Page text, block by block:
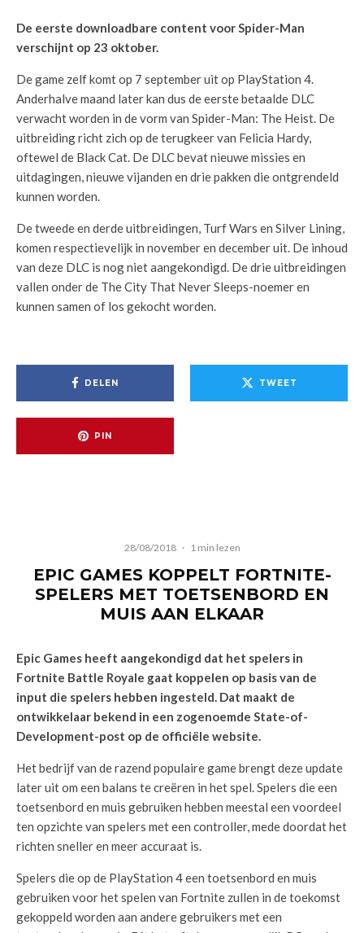
De eerste downloadbare content voor Spider-Man
verschijnt op 23 oktober.
De game zelf komt op 7 september uit op PlayStation 4.
Anderhalve maand later kan dus de eerste betaalde DLC
verwacht worden in de vorm van Spider-Man: The Heist. De
uitbreiding richt zich op de terugkeer van Felicia Hardy,
oftewel de Black Cat. De DLC bevat nieuwe missies en
uitdagingen, nieuwe vijanden en drie pakken die ontgrendeld
kunnen worden.
De tweede en derde uitbreidingen, Turf Wars en Silver Lining,
komen respectievelijk in november en december uit. De inhoud
van deze DLC is nog niet aangekondigd. De drie uitbreidingen
vallen onder de The City That Never Sleeps-noemer en
kunnen samen of los gekocht worden.
DELEN TWEET
PIN
28/08/2018 · 1 min lezen
EPIC GAMES KOPPELT FORTNITE-
SPELERS MET TOETSENBORD EN
MUIS AAN ELKAAR
Epic Games heeft aangekondigd dat het spelers in
Fortnite Battle Royale gaat koppelen op basis van de
input die spelers hebben ingesteld. Dat maakt de
ontwikkelaar bekend in een zogenoemde State-of-
Development-post op de officiële website.
Het bedrijf van de razend populaire game brengt deze update
later uit om een balans te creëren in het spel. Spelers die een
toetsenbord en muis gebruiken hebben meestal een voordeel
ten opzichte van spelers met een controller, mede doordat het
richten sneller en meer accuraat is.
Spelers die op de PlayStation 4 een toetsenbord en muis
gebruiken voor het spelen van Fortnite zullen in de toekomst
gekoppeld worden aan andere gebruikers met een